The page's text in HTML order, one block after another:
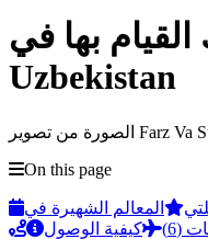
القيام بها في
Uzbekistan
On this page
المعالم الشهيرة في
(6)
كيفية الوصول